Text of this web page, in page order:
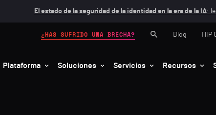
El estado de la seguridad de la identidad en la era de la IA:
Plataforma Soluciones Servicios Recursos
¿HAS SUFRIDO UNA BRECHA? Blog HIP